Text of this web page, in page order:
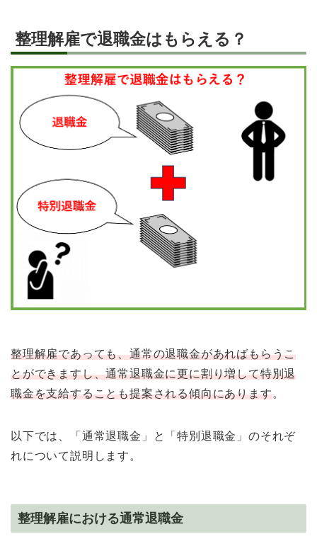
整理解雇で退職金はもらえる？
整理解雇であっても、通常の退職金があればもらうこ
とができますし、通常退職金に更に割り増して特別退
職金を支給することも提案される傾向にあります。
以下では、「通常退職金」と「特別退職金」のそれぞ
れについて説明します。
整理解雇における通常退職金